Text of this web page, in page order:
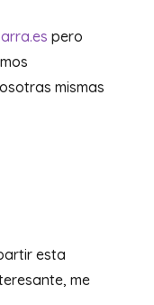
pero
mismas
esta
me